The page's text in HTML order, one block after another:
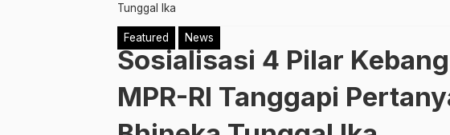
Tunggal Ika
Featured News
Sosialisasi 4 Pilar
MPR-RI Tanggapi